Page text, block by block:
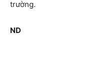
trường.
ND